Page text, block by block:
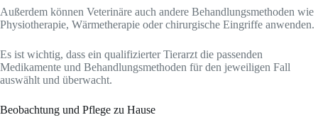
Außerdem können Veterinäre auch andere Behandlungsmethoden wie
Physiotherapie, Wärmetherapie oder chirurgische Eingriffe anwenden.
Es ist wichtig, dass ein qualifizierter Tierarzt die passenden
Medikamente und Behandlungsmethoden für den jeweiligen Fall
auswählt und überwacht.
Beobachtung und Pflege zu Hause